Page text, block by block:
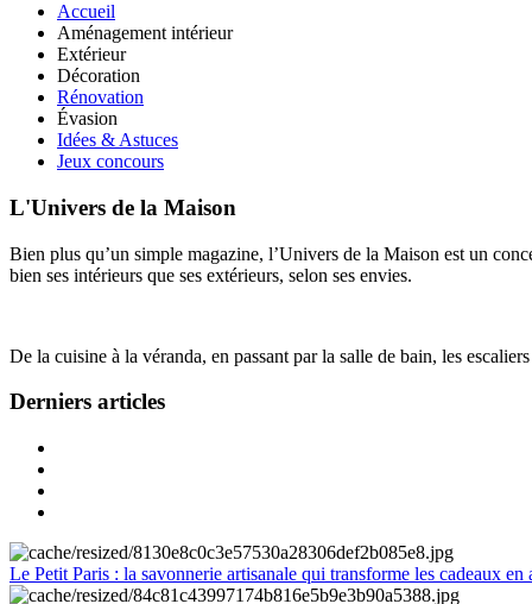
Accueil
Aménagement intérieur
Extérieur
Décoration
Rénovation
Évasion
Idées & Astuces
Jeux concours
L'Univers de la Maison
Bien plus qu’un simple magazine, l’Univers de la Maison est un
bien ses intérieurs que ses extérieurs, selon ses envies.
De la cuisine à la véranda, en passant par la salle de bain, les
Derniers articles
Le Petit Paris : la savonnerie artisanale qui transforme les cadeaux en